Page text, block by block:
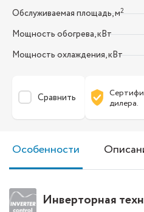
Обслуживаемая площадь, м2
Мощность обогрева, кВт
Мощность охлаждения, кВт
Сравнить
дилера.
Особенности
Инверторная